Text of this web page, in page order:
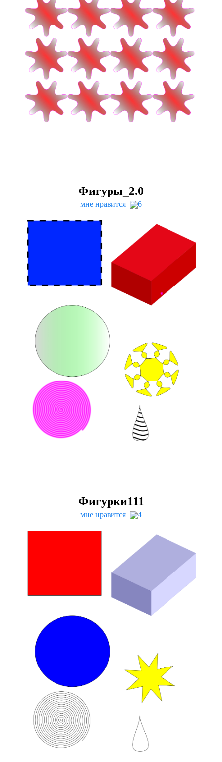
Фигуры_ 2.0
мне нравится 6
Фигурки111
мне нравится 4